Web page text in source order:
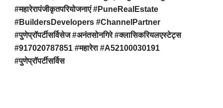
#महारेरापंजीकृतपरियोजनाएं #PuneRealEstate
#BuildersDevelopers #ChannelPartner
#पुणेप्रॉपर्टीसर्विसेज #अनंतसोनगिरे #क्लासिकरियलएस्टेट्स
#917020787851 #महारेरा #A52100030191
#पुणेप्रॉपर्टीसर्विस